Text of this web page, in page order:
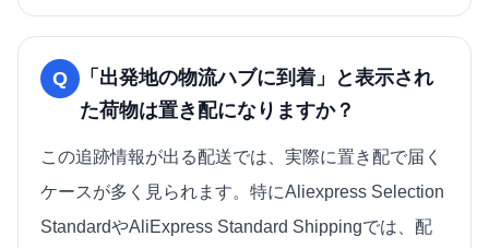
Q
「出発地の物流ハブに到着」と表示され
た荷物は置き配になりますか？
この追跡情報が出る配送では、実際に置き配で届く
ケースが多く見られます。特にAliexpress Selection
StandardやAliExpress Standard Shippingでは、配